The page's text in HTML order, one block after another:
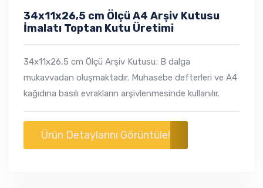
34x11x26,5 cm Ölçü A4 Arşiv Kutusu
İmalatı Toptan Kutu Üretimi
34x11x26,5 cm Ölçü Arşiv Kutusu; B dalga
mukavvadan oluşmaktadır. Muhasebe defterleri ve A4
kağıdına basılı evrakların arşivlenmesinde kullanılır.
Ürün Detaylarını Görüntüle!